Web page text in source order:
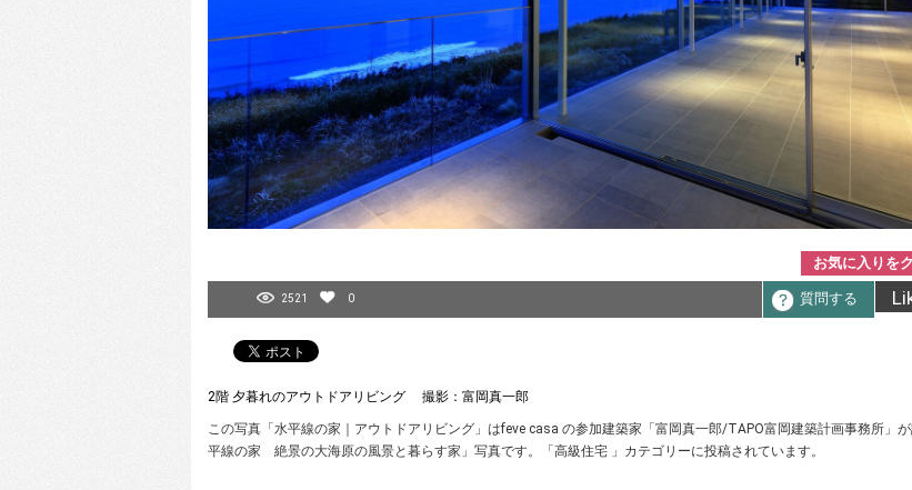
お気に入りを
2521 0 質問する
2階 夕暮れのアウトドアリビング 撮影：富岡真一郎
この写真「水平線の家｜アウトドアリビング」はfeve casa の参加建築家「富岡真一郎/TAPO富岡建築計画事務所」
平線の家 絶景の大海原の風景と暮らす家」写真です。「高級住宅 」カテゴリーに投稿されています。